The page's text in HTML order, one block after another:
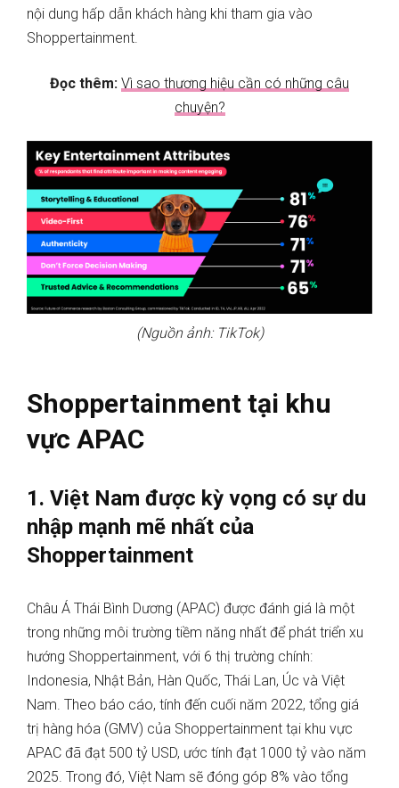
nội dung hấp dẫn khách hàng khi tham gia vào
Shoppertainment.
Đọc thêm: Vì sao thương hiệu cần có những câu
chuyện?
(Nguồn ảnh: TikTok)
Shoppertainment tại khu
vực APAC
1. Việt Nam được kỳ vọng có sự du
nhập mạnh mẽ nhất của
Shoppertainment
Châu Á Thái Bình Dương (APAC) được đánh giá là một
trong những môi trường tiềm năng nhất để phát triển xu
hướng Shoppertainment, với 6 thị trường chính:
Indonesia, Nhật Bản, Hàn Quốc, Thái Lan, Úc và Việt
Nam. Theo báo cáo, tính đến cuối năm 2022, tổng giá
trị hàng hóa (GMV) của Shoppertainment tại khu vực
APAC đã đạt 500 tỷ USD, ước tính đạt 1000 tỷ vào năm
2025. Trong đó, Việt Nam sẽ đóng góp 8% vào tổng